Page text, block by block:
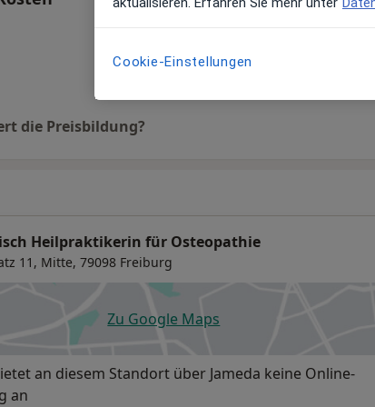
die Preisbildung?
Heilpraktikerin für Osteopathie
11, Mitte, 79098 Freiburg
Zu Google Mapsöffnet in einer neuen
an diesem Standort über Jameda keine Online-
an
Cookie-Einstellungen